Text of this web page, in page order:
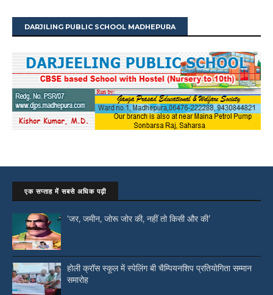
DARJILING PUBLIC SCHOOL MADHEPURA
एक सप्ताह में सबसे अधिक पढ़ी
‘जर, जमीन, जोरू जोर की, नहीं तो किसी और की’
होली क्रॉस स्कूल में स्पेलिंग बी चैम्पियनशिप प्रतियोगिता सम्मान
समारोह